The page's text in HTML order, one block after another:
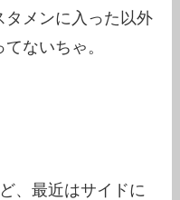
タメンに入った以外
ないちゃ。
、最近はサイドに